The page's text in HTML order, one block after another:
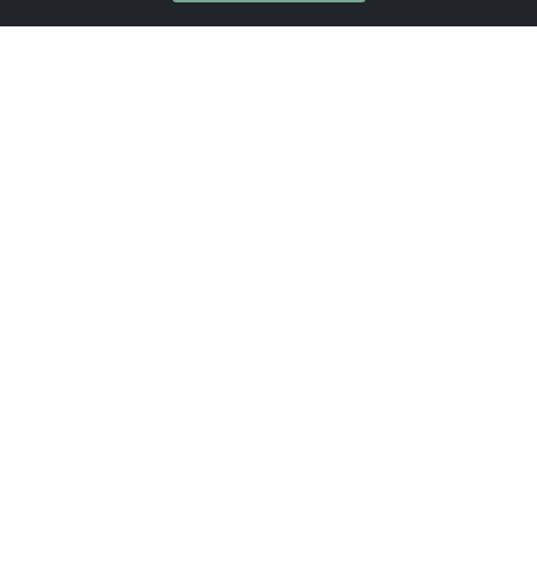
Umzug von Pforzheim nach Burkina Faso